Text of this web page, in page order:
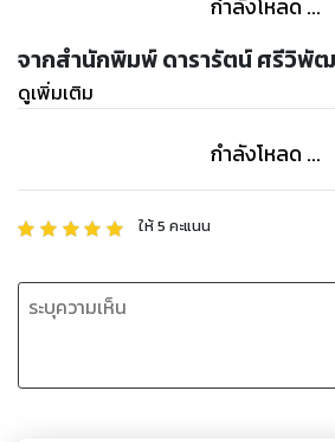
หายใจแรงจากลำคอของเฮียเอกดังขึ้น
“เฮียจะทำอะไรคะ?” เธอผงกศีรษะขึ้นมอง
ท้อง กางเกงขาสั้นของเธอหายไปแล้วเหลื
กำลังโหลด ...
จากสำนักพิมพ์ ดารารัตน์ ศรีวิพั
ดูเพิ่มเติม
กำลังโหลด ...
ให้5 คะแนน